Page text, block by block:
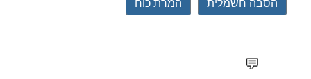
הסבה חשמלית המרת כוח
💬